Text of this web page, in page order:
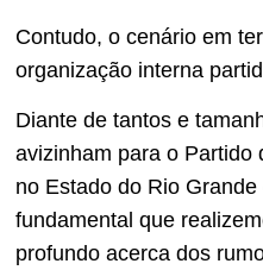
Contudo, o cenário em
organização interna
Diante de tantos e
avizinham para o Partido
no Estado do Rio
fundamental que
profundo acerca dos